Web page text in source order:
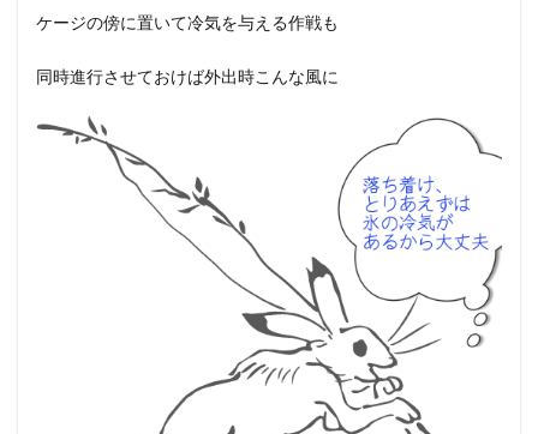
ケージの傍に置いて冷気を与える作戦も
同時進行させておけば外出時こんな風に